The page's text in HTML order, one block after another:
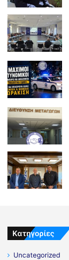
Kατηγορίες
Uncategorized